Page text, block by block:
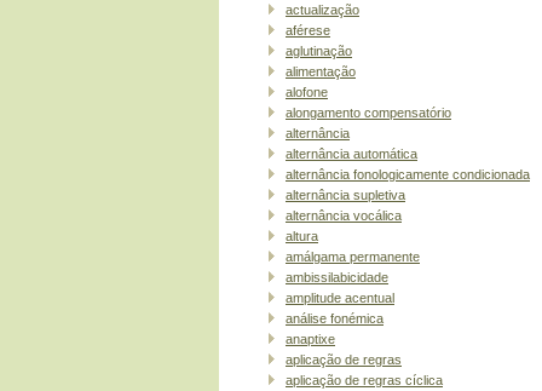
actualização
aférese
aglutinação
alimentação
alofone
alongamento compensatório
alternância
alternância automática
alternância fonologicamente condicionada
alternância supletiva
alternância vocálica
altura
amálgama permanente
ambissilabicidade
amplitude acentual
análise fonémica
anaptixe
aplicação de regras
aplicação de regras cíclica